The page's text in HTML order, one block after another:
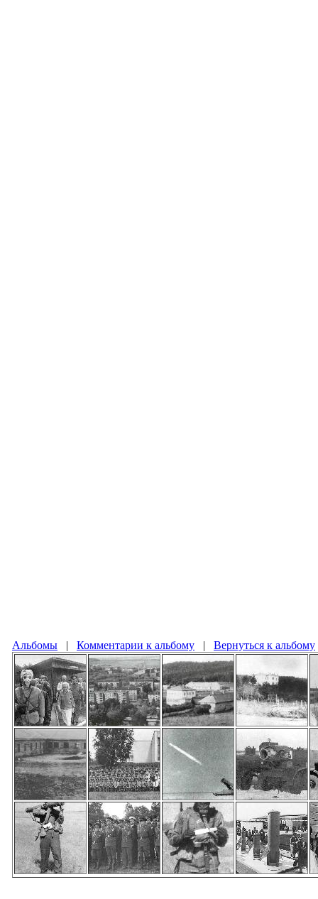
Альбомы | Комментарии к альбому | Вернуться к альбому